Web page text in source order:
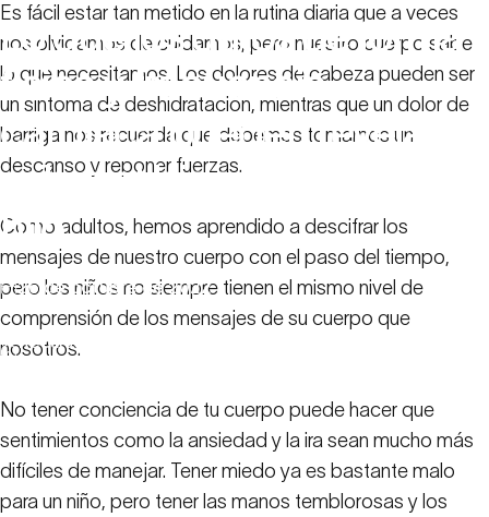
Loquelosdatosdeforma
físicayfrecuencia
cardiacapuedenrevelar
sobre elbienestar
hijo
26 de octubre de 2022
Recursos
familiares
Lo que los datos de forma física y frecuencia
Es fácil estar tan metido en la rutina diaria que a veces
nos olvidamos de cuidarnos, pero nuestro cuerpo sabe
lo que necesitamos. Los dolores de cabeza pueden ser
un síntoma de deshidratación, mientras que un dolor de
barriga nos recuerda que debemos tomarnos un
descanso y reponer fuerzas.
Como adultos, hemos aprendido a descifrar los
mensajes de nuestro cuerpo con el paso del tiempo,
pero los niños no siempre tienen el mismo nivel de
comprensión de los mensajes de su cuerpo que
nosotros.
No tener conciencia de tu cuerpo puede hacer que
sentimientos como la ansiedad y la ira sean mucho más
difíciles de manejar. Tener miedo ya es bastante malo
para un niño, pero tener las manos temblorosas y los